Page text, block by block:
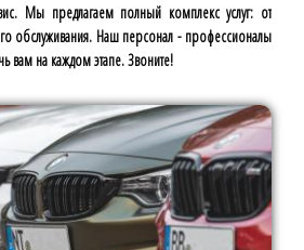
Мы предлагаем полный комплекс услуг: от
обслуживания. Наш персонал - профессионалы
вам на каждом этапе. Звоните!